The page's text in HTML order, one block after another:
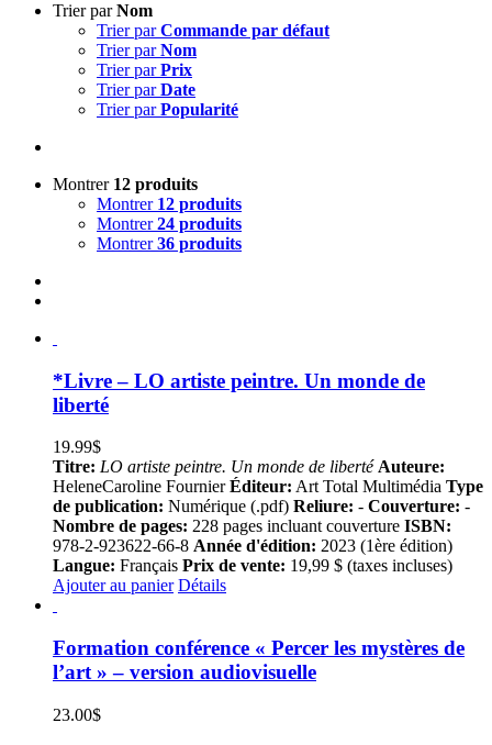
Trier parNom
Trier parCommande par défaut
Trier parNom
Trier parPrix
Trier parDate
Trier parPopularité
Montrer 12 produits
Montrer 12 produits
Montrer24 produits
Montrer36 produits
*Livre – LO artiste peintre. Un monde de
liberté
19.99$
Titre: LO artiste peintre. Un monde de liberté Auteure:
HeleneCaroline FournierÉditeur: Art Total Multimédia Type
de publication: Numérique (.pdf) Reliure: - Couverture: -
Nombre de pages: 228 pages incluant couverture ISBN:
978-2-923622-66-8 Année d'édition: 2023 (1ère édition)
Langue: Français Prix de vente: 19,99 $ (taxes incluses)
Ajouter au panier Détails
Formation conférence « Percer les mystères de
l’art » – version audiovisuelle
23.00$